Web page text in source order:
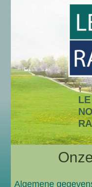
LE
NO
RA
Algemene